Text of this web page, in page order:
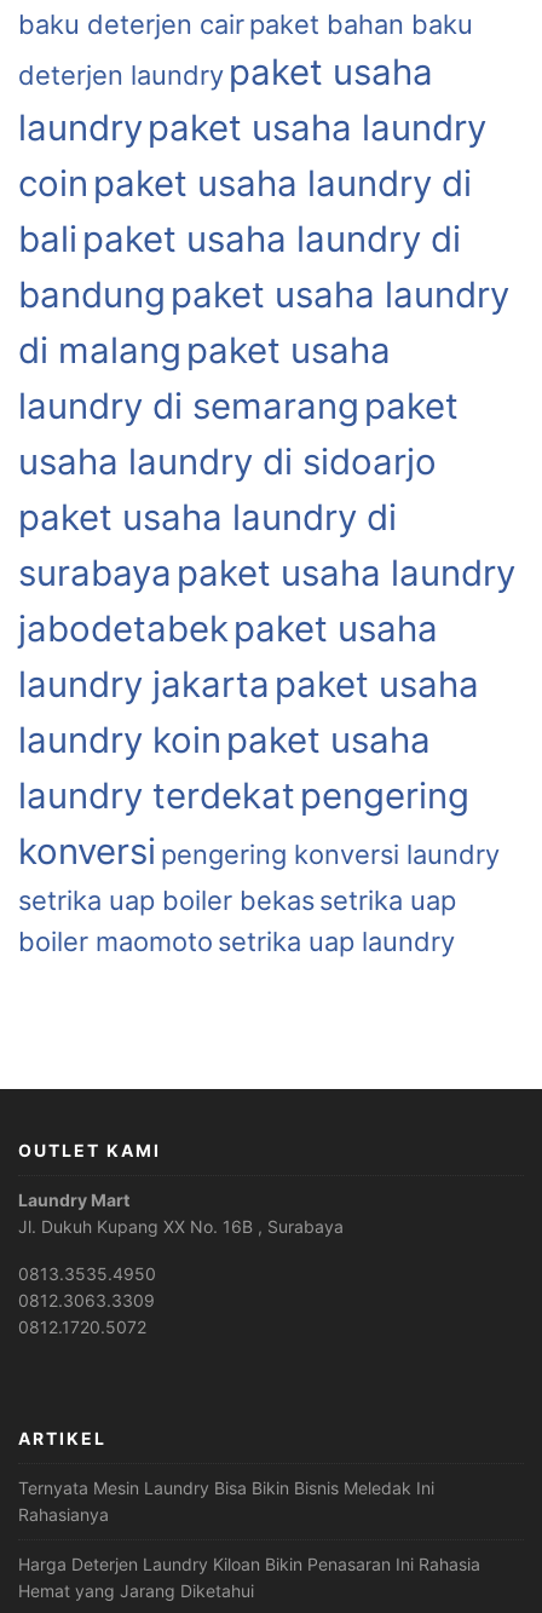
baku deterjen cairpaket bahan baku
deterjen laundry paket usaha
laundrypaket usaha laundry
coin paket usaha laundry di
bali paket usaha laundry di
bandung paket usaha laundry
di malang paket usaha
laundry di semarang paket
usaha laundry di sidoarjo
paket usaha laundry di
surabaya paket usaha laundry
jabodetabek paket usaha
laundry jakarta paket usaha
laundry koin paket usaha
laundry terdekat pengering
konversi pengering konversi laundry
setrika uap boiler bekassetrika uap
boiler maomoto setrika uap laundry
OUTLET KAMI
Laundry Mart
Jl. Dukuh Kupang XX No. 16B , Surabaya
0813.3535.4950
0812.3063.3309
0812.1720.5072
ARTIKEL
Ternyata Mesin Laundry Bisa Bikin Bisnis Meledak Ini
Rahasianya
Harga Deterjen Laundry Kiloan Bikin Penasaran Ini Rahasia
Hemat yang Jarang Diketahui